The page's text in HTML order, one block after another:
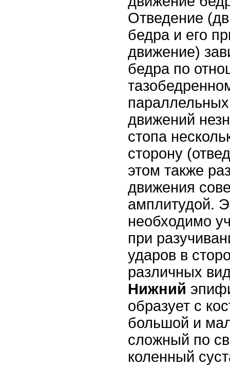
Отведение
бедра и его
движение)
бедра по
движений
стопа
сторону
этом также
движения
амплитудой.
необходимо
при
ударов в
различных
Нижний
образует с
большой и
сложный по
коленный